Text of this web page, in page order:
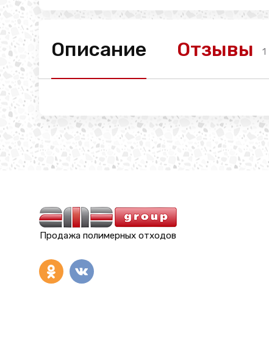
Описание Отзывы 1
Продажа полимерных отходов